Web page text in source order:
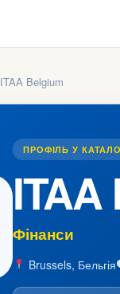
ITAA Belgium
ПРОФІЛЬ У
Фінанси
Brussels, Бельгія